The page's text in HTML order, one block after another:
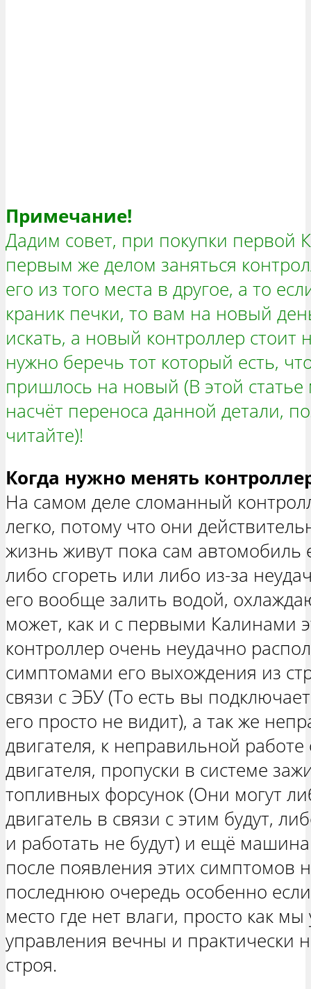
Примечание!
Дадим совет, при покупки первой
первым же делом заняться
его из того места в другое, а то
краник печки, то вам на новый
искать, а новый контроллер стоит
нужно беречь тот который есть,
пришлось на новый (В этой
насчёт переноса данной детали,
читайте)!
Когда нужно менять
На самом деле сломанный
легко, потому что они
жизнь живут пока сам автомобиль
либо сгореть или либо из-за
его вообще залить водой,
может, как и с первыми Калинами
контроллер очень неудачно
симптомами его выхождения из
связи с ЭБУ (То есть вы
его просто не видит), а так же
двигателя, к неправильной
двигателя, пропуски в системе
топливных форсунок (Они могут
двигатель в связи с этим будут,
и работать не будут) и ещё
после появления этих симптомов
последнюю очередь особенно
место где нет влаги, просто как
управления вечны и практически
строя.